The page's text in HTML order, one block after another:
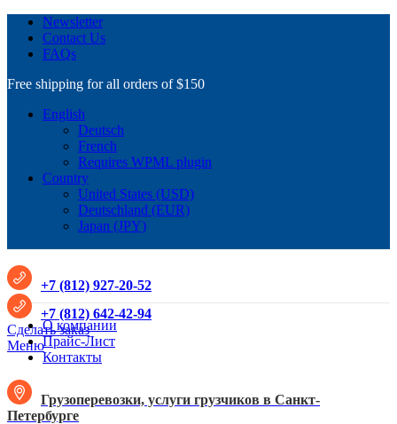
Newsletter
Contact Us
FAQs
Free shipping for all orders of $150
English
Deutsch
French
Requires WPML plugin
Country
United States (USD)
Deutschland (EUR)
Japan (JPY)
+7 (812) 927-20-52
+7 (812) 642-42-94
Сделать заказ
Меню
О компании
Прайс-Лист
Контакты
Грузоперевозки, услуги грузчиков в Санкт-
Петербурге